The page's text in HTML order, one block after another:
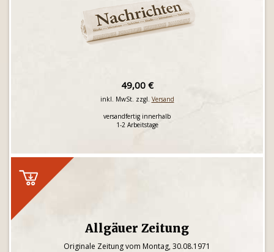
49,00 €
inkl. MwSt. zzgl. Versand
versandfertig innerhalb
1-2 Arbeitstage
Allgäuer Zeitung
Originale Zeitung vom Montag, 30.08.1971